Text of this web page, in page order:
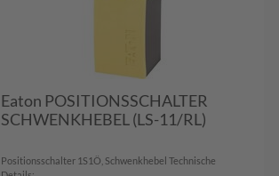
Eaton POSITIONSSCHALTER
SCHWENKHEBEL (LS-11/RL)
Positionsschalter 1S1Ö, Schwenkhebel Technische